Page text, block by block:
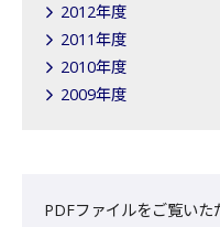
2012年度
2011年度
2010年度
2009年度
PDFファイルをご覧い